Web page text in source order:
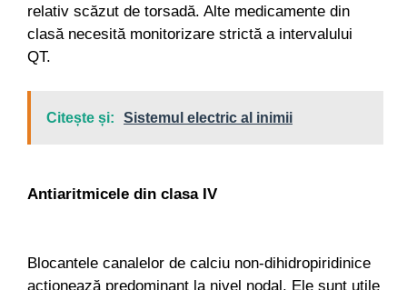
relativ scăzut de torsadă. Alte medicamente din
clasă necesită monitorizare strictă a intervalului
QT.
Citește și: Sistemul electric al inimii
Antiaritmicele din clasa IV
Blocantele canalelor de calciu non-dihidropiridinice
acționează predominant la nivel nodal. Ele sunt utile